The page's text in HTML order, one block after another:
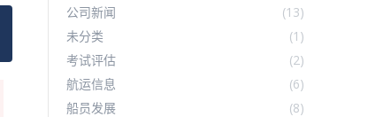
公司新闻
(13)
未分类
(1)
考试评估
(2)
航运信息
(6)
船员发展
(8)